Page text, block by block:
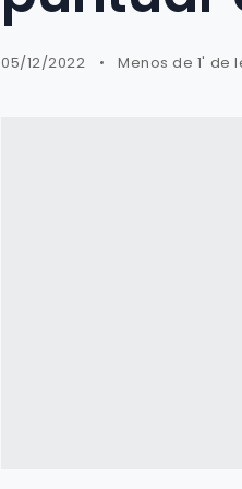
05/12/2022 Menos de 1' de